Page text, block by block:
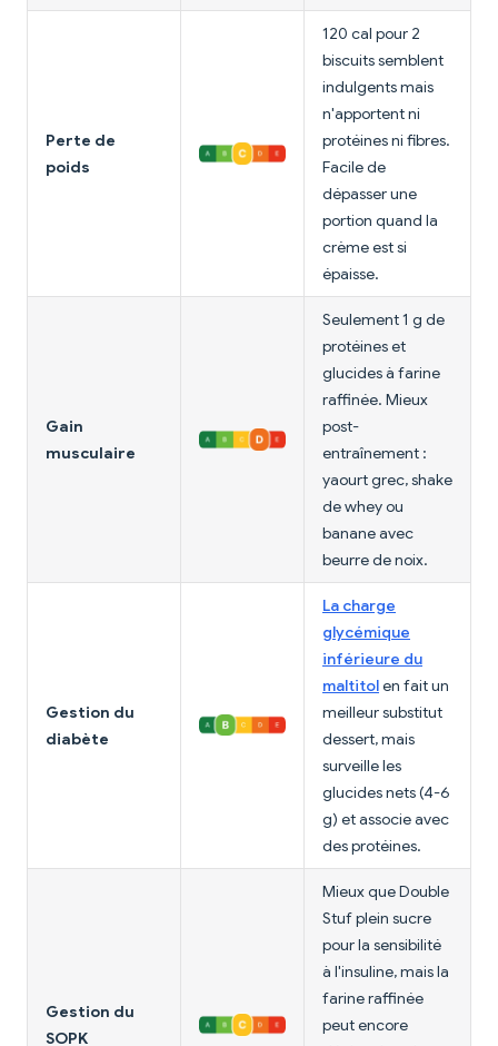
Perte de
poids
120 cal pour 2
biscuits semblent
indulgents mais
n'apportent ni
protéines ni fibres.
Facile de
dépasser une
portion quand la
crème est si
épaisse.
Gain
musculaire
Seulement 1 g de
protéines et
glucides à farine
raffinée. Mieux
post-
entraînement :
yaourt grec, shake
de whey ou
banane avec
beurre de noix.
Gestion du
diabète
La charge
glycémique
inférieure du
maltitolen fait un
meilleur substitut
dessert, mais
surveille les
glucides nets (4-6
g) et associe avec
des protéines.
Gestion du
SOPK
Mieux que Double
Stuf plein sucre
pour la sensibilité
à l'insuline, mais la
farine raffinée
peut encore